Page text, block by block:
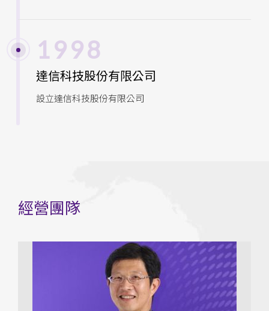
1998
達信科技股份有限公司
設立達信科技股份有限公司
經營團隊